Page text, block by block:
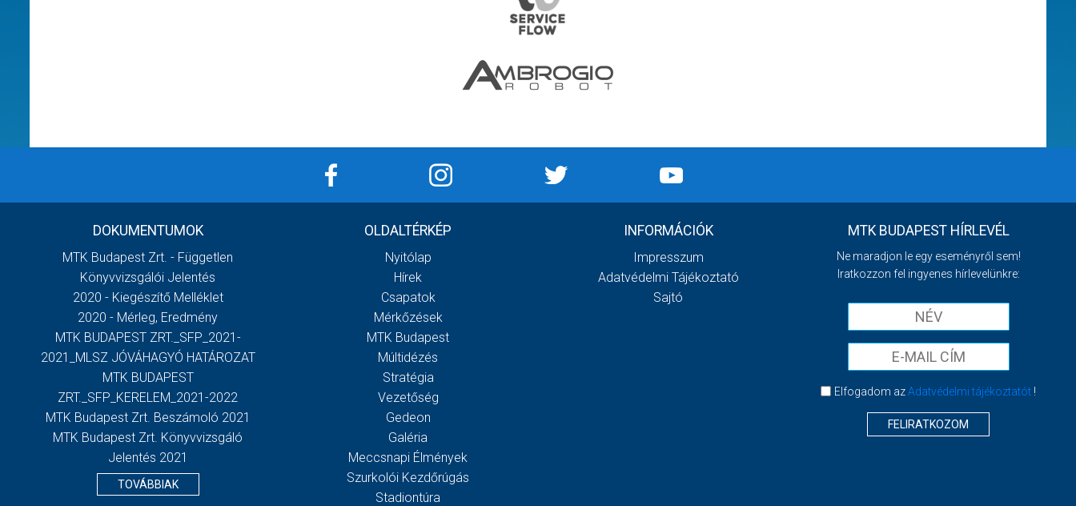
DOKUMENTUMOK
MTK Budapest Zrt. - Független
Könyvvizsgálói Jelentés
2020 - Kiegészítő Melléklet
2020 - Mérleg, Eredmény
MTK BUDAPEST ZRT._SFP_2021-
2021_MLSZ JÓVÁHAGYÓ HATÁROZAT
MTK BUDAPEST
ZRT._SFP_KERELEM_2021-2022
MTK Budapest Zrt. Beszámoló 2021
MTK Budapest Zrt. Könyvvizsgáló
Jelentés 2021
TOVÁBBIAK
OLDALTÉRKÉP
Nyitólap
Hírek
Csapatok
Mérkőzések
MTK Budapest
Múltidézés
Stratégia
Vezetőség
Gedeon
Galéria
Meccsnapi Élmények
Szurkolói Kezdőrúgás
Stadiontúra
INFORMÁCIÓK
Impresszum
Adatvédelmi Tájékoztató
Sajtó
MTK BUDAPEST HÍRLEVÉL
Ne maradjon le egy eseményről sem!
Iratkozzon fel ingyenes hírlevelünkre:
Elfogadom azAdatvédelmi tájékoztatót !
FELIRATKOZOM